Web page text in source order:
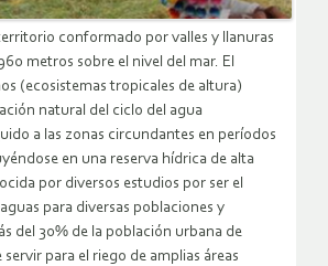
conformado por valles y llanuras
metros sobre el nivel del mar. El
(ecosistemas tropicales de altura)
natural del ciclo del agua
a las zonas circundantes en períodos
en una reserva hídrica de alta
por diversos estudios por ser el
para diversas poblaciones y
del 30% de la población urbana de
servir para el riego de amplias áreas